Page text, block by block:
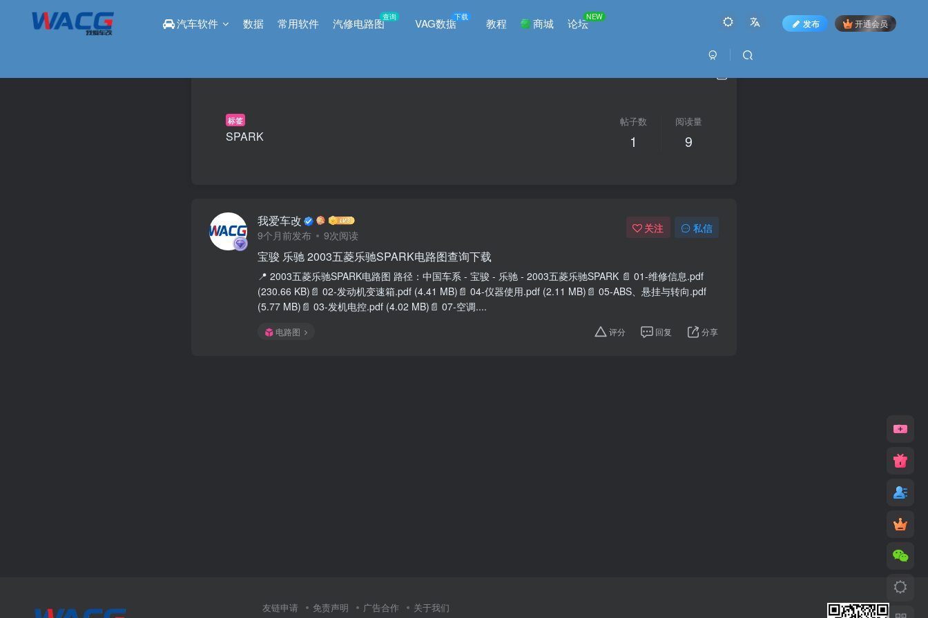
汽车软件 数据 常用软件 汽修电路图查询 VAG数据下载 教程 商城 论坛NEW
发布 开通会员
标签
SPARK
帖子数
1
阅读量
9
我爱车改
9个月前发布 9次阅读
关注 私信
宝骏 乐驰 2003五菱乐驰SPARK电路图查询下载
📍 2003五菱乐驰SPARK电路图 路径：中国车系 - 宝骏 - 乐驰 - 2003五菱乐驰SPARK 📄 01-维修信息.pdf
(230.66 KB)📄 02-发动机变速箱.pdf (4.41 MB)📄 04-仪器使用.pdf (2.11 MB)📄 05-ABS、悬挂与转向.pdf
(5.77 MB)📄 03-发机电控.pdf (4.02 MB)📄 07-空调....
电路图 评分 回复 分享
友链申请 免责声明 广告合作 关于我们